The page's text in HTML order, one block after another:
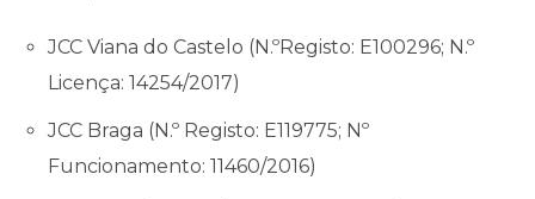
JCC Viana do Castelo (N.ºRegisto: E100296; N.º
Licença: 14254/2017)
JCC Braga (N.º Registo: E119775; Nº
Funcionamento: 11460/2016)